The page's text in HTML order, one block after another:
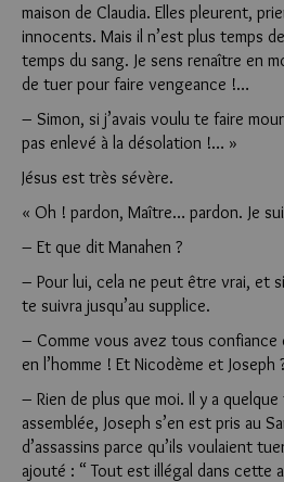
maison de Claudia. Elles pleurent,
innocents. Mais il n’est plus temps
temps du sang. Je sens renaître en
de tuer pour faire vengeance !…
– Simon, si j’avais voulu te faire
pas enlevé à la désolation !… »
Jésus est très sévère.
« Oh ! pardon, Maître… pardon. Je
– Et que dit Manahen ?
– Pour lui, cela ne peut être vrai, et si
te suivra jusqu’au supplice.
– Comme vous avez tous confiance
en l’homme ! Et Nicodème et Joseph
– Rien de plus que moi. Il y a
assemblée, Joseph s’en est pris au
d’assassins parce qu’ils voulaient
ajouté : “ Tout est illégal dans cette